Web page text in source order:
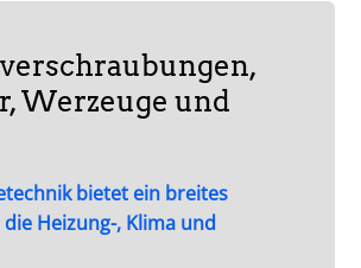
Werzeuge und
bietet ein breites
Heizung-, Klima und